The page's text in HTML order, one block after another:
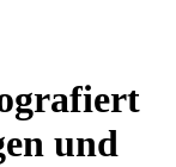
und